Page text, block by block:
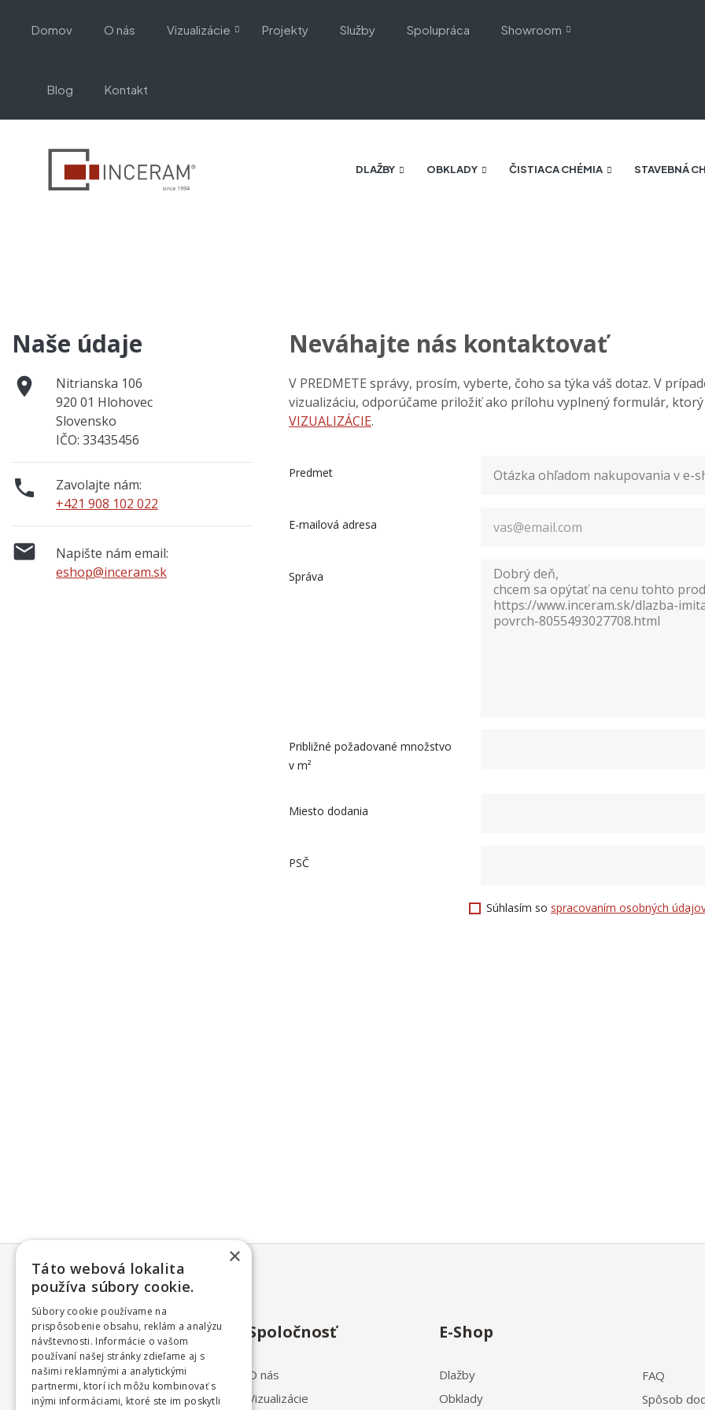
Domov O nás Vizualizácie Projekty Služby Spolupráca Showroom
Blog Kontakt
DLAŽBY OBKLADY ČISTIACA CHÉMIA STAVEBNÁ
Naše údaje

Nitrianska 106
920 01 Hlohovec
Slovensko
IČO: 33435456

Zavolajte nám:
+421 908 102 022

Napište nám email:
eshop@inceram.sk
Neváhajte nás kontaktovať
V PREDMETE správy, prosím, vyberte, čoho sa týka váš dotaz. V
vizualizáciu, odporúčame priložiť ako prílohu vyplnený formulár,
VIZUALIZÁCIE.
Predmet
E-mailová adresa
Správa
Približné požadované množstvo
v m²
Miesto dodania
PSČ
Súhlasím so spracovaním osobných
Spoločnosť
O nás
Vizualizácie
E-Shop
Dlažby
Obklady
FAQ
Spôsob
×
Táto webová lokalita
používa súbory cookie.
Súbory cookie používame na
prispôsobenie obsahu, reklám a analýzu
návštevnosti. Informácie o vašom
používaní našej stránky zdieľame aj s
našimi reklamnými a analytickými
partnermi, ktorí ich môžu kombinovať s
inými informáciami, ktoré ste im poskytli